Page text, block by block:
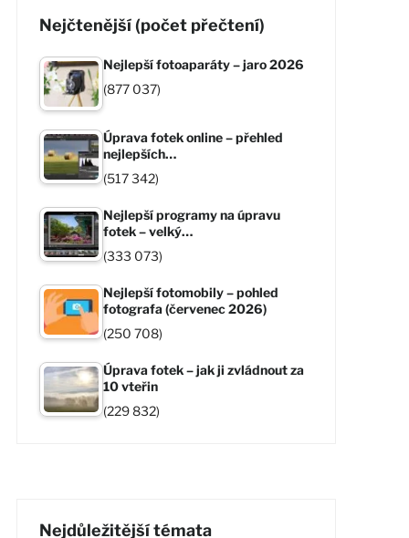
Nejčtenější (počet přečtení)
Nejlepší fotoaparáty – jaro 2026
(877 037)
Úprava fotek online – přehled
nejlepších…
(517 342)
Nejlepší programy na úpravu
fotek – velký…
(333 073)
Nejlepší fotomobily – pohled
fotografa (červenec 2026)
(250 708)
Úprava fotek – jak ji zvládnout za
10 vteřin
(229 832)
Nejdůležitější témata